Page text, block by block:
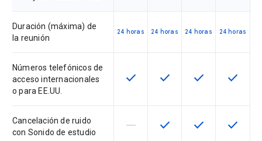
Duración (máxima) de
la reunión
24 horas 24 horas 24 horas 24 horas
Números telefónicos de
acceso internacionales
o para EE.UU.
Esta función está disponible en
check Esta función está
check Esta función
check Esta
check
Cancelación de ruido
con Sonido de estudio
Esta función no está disponible
horizontal_rule Esta función está
check Esta función
check Esta
check